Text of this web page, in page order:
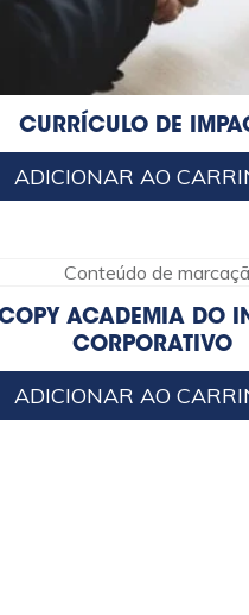
CURRÍCULO DE
ADICIONAR AO
ACADEMIA DO
CORPORATIVO
ADICIONAR AO